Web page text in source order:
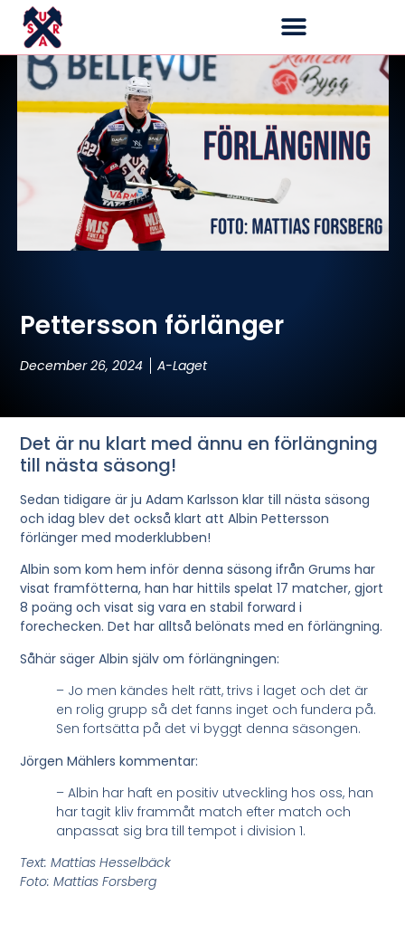
Pettersson förlänger
December 26, 2024 A-Laget
Det är nu klart med ännu en förlängning
till nästa säsong!
Sedan tidigare är ju Adam Karlsson klar till nästa säsong
och idag blev det också klart att Albin Pettersson
förlänger med moderklubben!
Albin som kom hem inför denna säsong ifrån Grums har
visat framfötterna, han har hittils spelat 17 matcher, gjort
8 poäng och visat sig vara en stabil forward i
forechecken. Det har alltså belönats med en förlängning.
Såhär säger Albin själv om förlängningen:
– Jo men kändes helt rätt, trivs i laget och det är
en rolig grupp så det fanns inget och fundera på.
Sen fortsätta på det vi byggt denna säsongen.
Jörgen Mählers kommentar:
– Albin har haft en positiv utveckling hos oss, han
har tagit kliv frammåt match efter match och
anpassat sig bra till tempot i division 1.
Text: Mattias Hesselbäck
Foto: Mattias Forsberg